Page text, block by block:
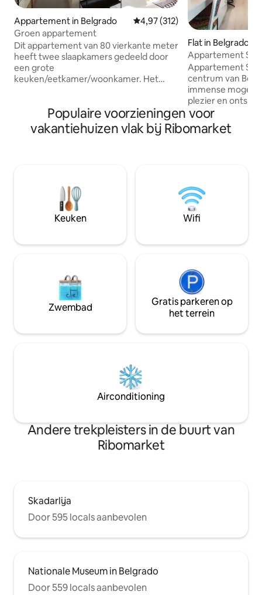
Appartement in Belgrado Gemiddelde beoordeling van
4,97 (312)
Groen appartement
Dit appartement van 80 vierkante meter
heeft twee slaapkamers gedeeld door
een grote
keuken/eetkamer/woonkamer. Het
bezienswaardigheden van Belgrado –
Nationale Assemblee, Museum en
Theater, Knez Mihajlova straat,
nabijgelegen restaurants, cafés en
pubs. Enkele van de best beoordeelde
eetgelegenheden bevinden zich in deze
omgeving. Er is een 24/7 supermarkt op
Flat in Belgrado
Appartement
Appartement
centrum van
immense
plezier en
het appartement
Republic Square,
kwaliteit
ervoor dat je je
gemakken die
bieden heeft.
Populaire voorzieningen voor
vakantiehuizen vlak bij Ribomarket
Keuken Wifi
Zwembad
Gratis parkeren op
het terrein
Airconditioning
Andere trekpleisters in de buurt van
Ribomarket
Skadarlija
Door 595 locals aanbevolen
Nationale Museum in Belgrado
Door 559 locals aanbevolen